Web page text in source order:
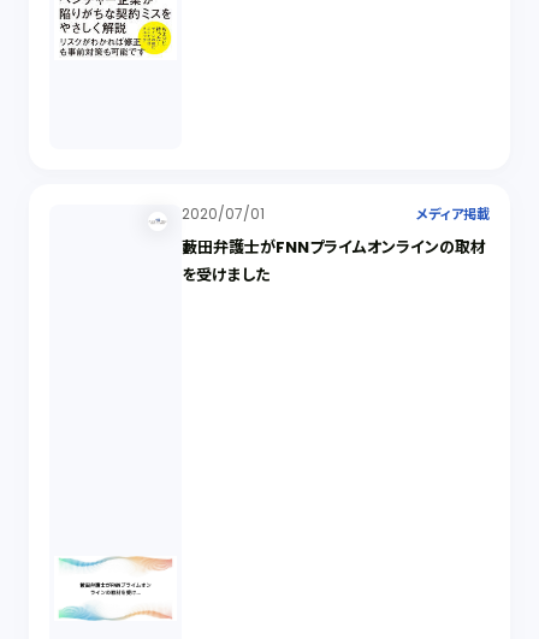
2020/07/01 メディア掲載
藪田弁護士がFNNプライムオンラインの取材
を受けました